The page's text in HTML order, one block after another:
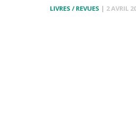
LIVRES / REVUES | 2 AVRIL